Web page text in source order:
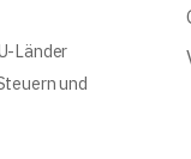
Länder
und